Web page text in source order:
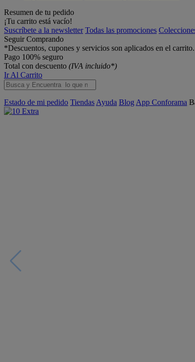
Resumen de tu pedido
¡Tu carrito está vacío!
Suscríbete a la newsletter Todas las promociones
Seguir Comprando
*Descuentos, cupones y servicios son aplicados en el
Pago 100% seguro
Total con descuento (IVA incluido*)
Ir Al Carrito
Estado de mi pedido Tiendas Ayuda Blog App Conforama